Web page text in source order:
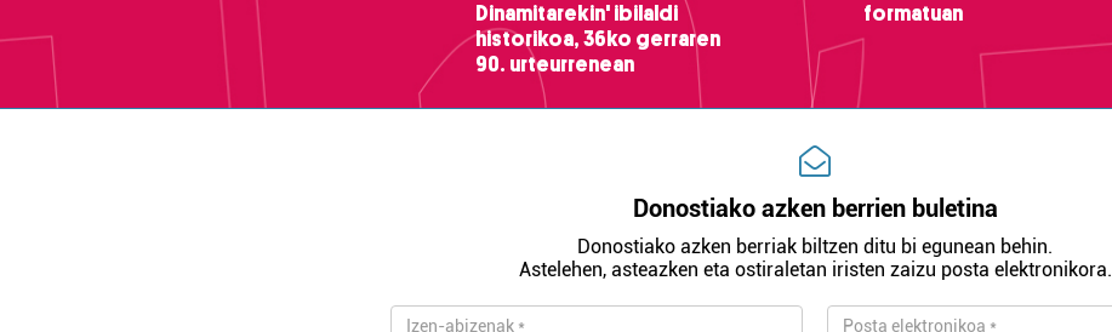
Dinamitarekin' ibilaldi
historikoa, 36ko gerraren
90. urteurrenean
formatuan
Donostiako azken berrien buletina
Donostiako azken berriak biltzen ditu bi egunean behin.
Astelehen, asteazken eta ostiraletan iristen zaizu posta elektronikora.